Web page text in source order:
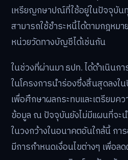
เหรียญกษาปณ์ที่ใช้อยู่ในปัจจุบัน
สามารถใช้ชำระหนี้ได้ตามกฎหมา
หน่วยวัดทางบัญชีได้เช่นกัน
ในช่วงที่ผ่านมา ธปท. ได้ดำเนินก
ในโครงการนำร่องซึ่งสิ้นสุดลงใ
เพื่อศึกษาผลกระทบและเตรียมค
ข้อมูล ณ ปัจจุบันยังไม่มีแผนที่จะ
ในวงกว้างในอนาคตอันใกล้นี้ กา
มีการกำหนดเงื่อนไขต่างๆ เพื่อ